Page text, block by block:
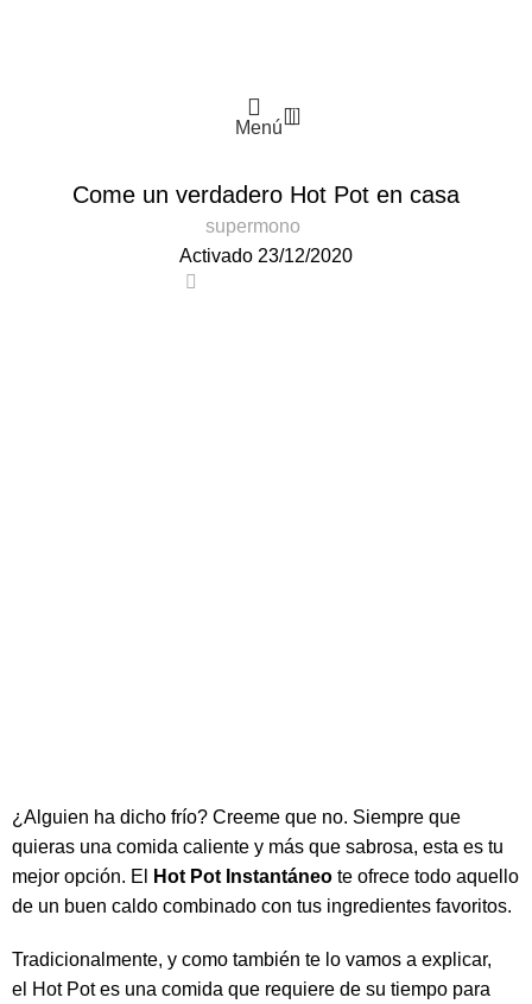
Menú
0
Come un verdadero Hot Pot en casa
supermono
Activado 23/12/2020
¿Alguien ha dicho frío? Creeme que no. Siempre que
quieras una comida caliente y más que sabrosa, esta es tu
mejor opción. El
Hot Pot Instantáneo te ofrece todo aquello
de un buen caldo combinado con tus ingredientes favoritos.
Tradicionalmente, y como también te lo vamos a explicar,
el Hot Pot es una comida que requiere de su tiempo para